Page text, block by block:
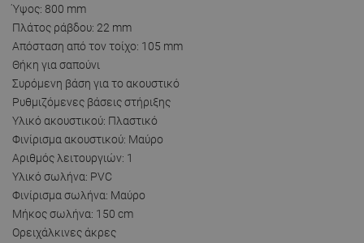
Ύψος: 800 mm
Πλάτος ράβδου: 22 mm
Απόσταση από τον τοίχο: 105 mm
Θήκη για σαπούνι
Συρόμενη βάση για το ακουστικό
Ρυθμιζόμενες βάσεις στήριξης
Υλικό ακουστικού: Πλαστικό
Φινίρισμα ακουστικού: Μαύρο
Αριθμός λειτουργιών: 1
Υλικό σωλήνα: PVC
Φινίρισμα σωλήνα: Μαύρο
Μήκος σωλήνα: 150 cm
Ορειχάλκινες άκρες